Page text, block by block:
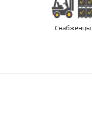
Снабженцы